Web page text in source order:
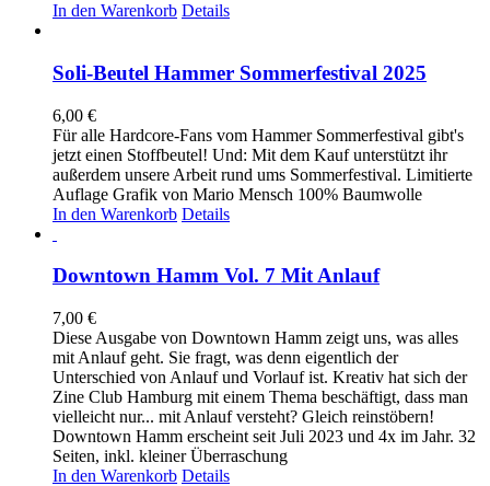
In den Warenkorb Details
Soli-Beutel Hammer Sommerfestival 2025
6,00 €
Für alle Hardcore-Fans vom Hammer Sommerfestival gibt's
jetzt einen Stoffbeutel! Und: Mit dem Kauf unterstützt ihr
außerdem unsere Arbeit rund ums Sommerfestival. Limitierte
Auflage Grafik von Mario Mensch 100% Baumwolle
In den Warenkorb Details
Downtown Hamm Vol. 7 Mit Anlauf
7,00 €
Diese Ausgabe von Downtown Hamm zeigt uns, was alles
mit Anlauf geht. Sie fragt, was denn eigentlich der
Unterschied von Anlauf und Vorlauf ist. Kreativ hat sich der
Zine Club Hamburg mit einem Thema beschäftigt, dass man
vielleicht nur... mit Anlauf versteht? Gleich reinstöbern!
Downtown Hamm erscheint seit Juli 2023 und 4x im Jahr. 32
Seiten, inkl. kleiner Überraschung
In den Warenkorb Details